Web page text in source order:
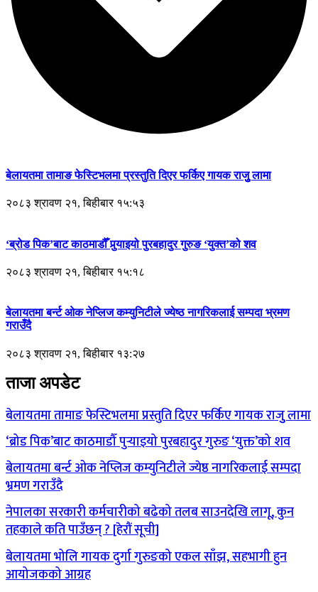
बेलायतमा तामाङ फेस्टिभलमा प्रस्तुति दिएर फर्किए गायक राजुु लामा
२०८३ श्रावण २१, बिहीबार १५:५३
‘ब्रोड पिक’बाट काठमाडौँ पुर्‍याइयो पुरबहादुर गुरुङ ‘युक्त’को शव
२०८३ श्रावण २१, बिहीबार १५:१८
बेलायतमा बर्न्ट ओक नेप्लिज कम्युनिटीले ज्येष्ठ नागरिकलाई सम्पदा भ्रमण
गराउँदै
२०८३ श्रावण २१, बिहीबार १३:२७
ताजा अपडेट
बेलायतमा तामाङ फेस्टिभलमा प्रस्तुति दिएर फर्किए गायक राजुु लामा
‘ब्रोड पिक’बाट काठमाडौँ पुर्‍याइयो पुरबहादुर गुरुङ ‘युक्त’को शव
बेलायतमा बर्न्ट ओक नेप्लिज कम्युनिटीले ज्येष्ठ नागरिकलाई सम्पदा
भ्रमण गराउँदै
नेपालका सरकारी कर्मचारीको बढेको तलब साउनदेखि लागू, कुन
तहकाले कति पाउँछन् ? [हेरौं सूची]
बेलायतमा भोलि गायक दुर्गा गुरुङको एकल साँझ, सहभागी हुन
आयोजकको आग्रह